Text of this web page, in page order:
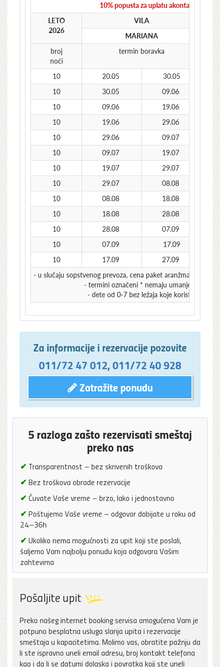
10% popusta za uplatu akontacije do
LETO
2026
VILA
MARIANA
broj
noći
termin boravka
10 20.05
30.05
10
30.05
09.06
10
09.06
19.06
10
19.06
29.06
10
29.06
09.07
10
09.07
19.07
10
19.07
29.07
10
29.07
08.08
10
08.08
18.08
10
18.08
28.08
10
28.08
07.09
10
07.09
17.09
10
17.09
27.09
- u slučaju sopstvenog prevoza, cena paket aranžmana se
- termini označeni * nemaju umanjenje za
- dete od 0-7 bez ležaja koje koristi
Za informacije i rezervacije pozovite
011/72 47 012,011/72 40 928
Zatražite ponudu
5 razloga zašto rezervisati smeštaj
preko nas
✔ Transparentnost – bez skrivenih troškova
✔ Bez troškova obrade rezervacije
✔ Čuvate Vaše vreme – brzo, lako i jednostavno
✔ Poštujemo Vaše vreme – odgovor dobijate u roku od
24–36h
✔ Ukoliko nema mogućnosti za upit koji ste poslali,
šaljemo Vam najbolju ponudu koja odgovara Vašim
zahtevima
Pošaljite upit
Preko našeg internet booking servisa omogućena Vam je
potpuno besplatna usluga slanja upita i rezervacije
smeštaja u kapacitetima. Molimo vas, obratite pažnju da
li ste ispravno uneli email adresu, broj kontakt telefona
kao i da li se datumi dolaska i povratka koji ste uneli